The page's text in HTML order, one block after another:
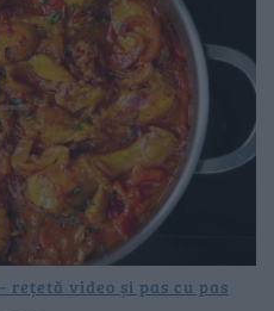
rețetă video și pas cu pas